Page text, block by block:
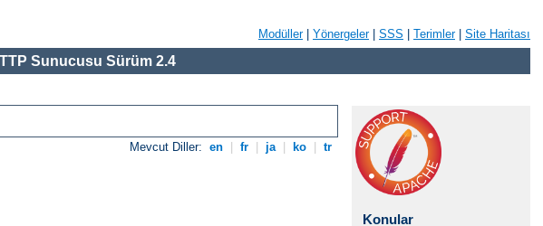
Modüller| Yönergeler| SSS Terimler| Site Haritası
Sunucusu Sürüm 2.4
Mevcut Diller: en fr ja ko tr
Konular